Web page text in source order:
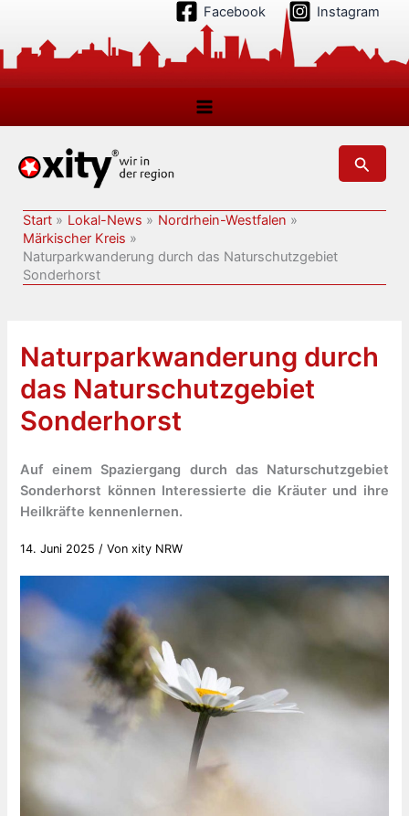
springen
Facebook Instagram
Suchen
Start Lokal-News
Nordrhein-Westfalen
Märkischer Kreis
Naturparkwanderung durch das Naturschutzgebiet
Sonderhorst
Naturparkwanderung durch
das Naturschutzgebiet
Sonderhorst
Auf einem Spaziergang durch das Naturschutzgebiet
Sonderhorst können Interessierte die Kräuter und ihre
Heilkräfte kennenlernen.
14. Juni 2025 / Vonxity NRW